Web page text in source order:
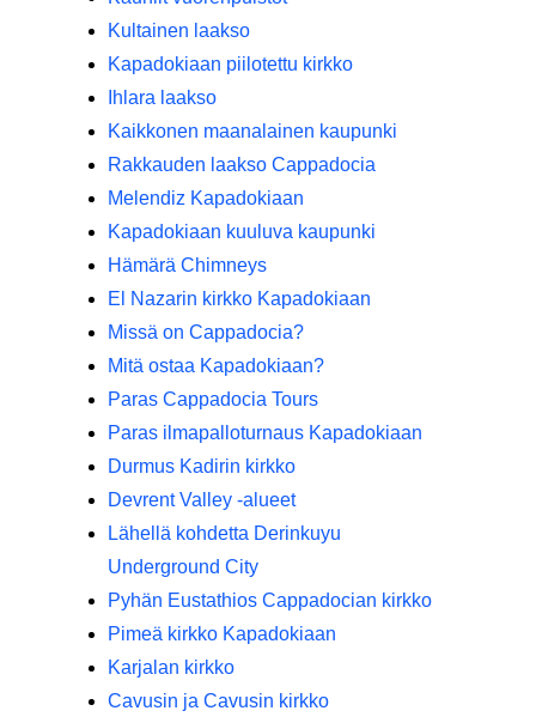
Kultainen laakso
Kapadokiaan piilotettu kirkko
Ihlara laakso
Kaikkonen maanalainen kaupunki
Rakkauden laakso Cappadocia
Melendiz Kapadokiaan
Kapadokiaan kuuluva kaupunki
Hämärä Chimneys
El Nazarin kirkko Kapadokiaan
Missä on Cappadocia?
Mitä ostaa Kapadokiaan?
Paras Cappadocia Tours
Paras ilmapalloturnaus Kapadokiaan
Durmus Kadirin kirkko
Devrent Valley -alueet
Lähellä kohdetta Derinkuyu
Underground City
Pyhän Eustathios Cappadocian kirkko
Pimeä kirkko Kapadokiaan
Karjalan kirkko
Cavusin ja Cavusin kirkko